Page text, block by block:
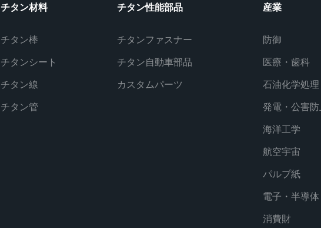
チタン材料
チタン棒
チタンシート
チタン線
チタン管
チタン性能部品
チタンファスナー
チタン自動車部品
カスタムパーツ
産業
防御
医療・歯科
石油化学処理
発電・公害
海洋工学
航空宇宙
パルプ紙
電子・半導体
消費財